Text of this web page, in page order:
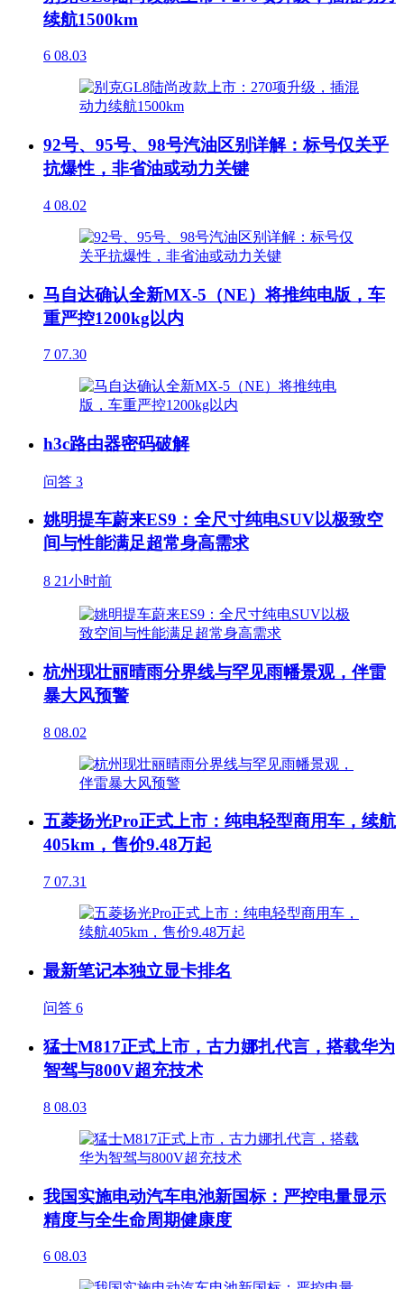
续航1500km
6 08.03
92号、95号、98号汽油区别详解：标号仅关乎
抗爆性，非省油或动力关键
4 08.02
马自达确认全新MX-5（NE）将推纯电版，车
重严控1200kg以内
7 07.30
h3c路由器密码破解
问答 3
姚明提车蔚来ES9：全尺寸纯电SUV以极致空
间与性能满足超常身高需求
8 21小时前
杭州现壮丽晴雨分界线与罕见雨幡景观，伴雷
暴大风预警
8 08.02
五菱扬光Pro正式上市：纯电轻型商用车，续航
405km，售价9.48万起
7 07.31
最新笔记本独立显卡排名
问答 6
猛士M817正式上市，古力娜扎代言，搭载华为
智驾与800V超充技术
8 08.03
我国实施电动汽车电池新国标：严控电量显示
精度与全生命周期健康度
6 08.03